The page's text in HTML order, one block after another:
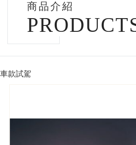
商品介紹
車款試駕